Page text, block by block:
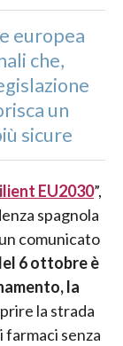
europea
che,
un
sicure
EU2030”,
spagnola
comunicato
6 ottobre è
la
la strada
farmaci senza